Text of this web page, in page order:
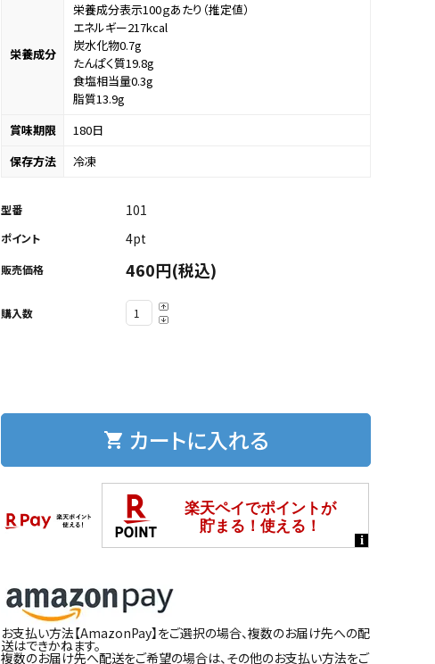
栄養成分
栄養成分表示100ｇあたり（推定値）
エネルギー217kcal
炭水化物0.7g
たんぱく質19.8g
食塩相当量0.3g
脂質13.9g
賞味期限
180日
保存方法
冷凍
型番 101
ポイント 4pt
販売価格 460円(税込)
購入数
shopping_cart カートに入れる
お支払い方法【AmazonPay】をご選択の場合、複数のお届け先への配
送はできかねます。
複数のお届け先へ配送をご希望の場合は、その他のお支払い方法をご